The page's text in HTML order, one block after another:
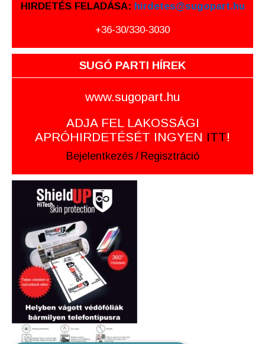
HIRDETÉS FELADÁSA: hirdetes@sugopart.hu
+36-30/330-3030
SUGÓ PARTI HÍREK
www.sugopart.hu
ADJA FEL LAKOSSÁGI
APRÓHIRDETÉSÉT INGYEN ITT!
Bejelentkezés / Regisztráció